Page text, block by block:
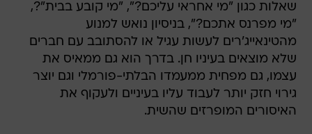
שאלות כגון "מי אחראי עליכם?", "מי קובע בבית"?,
"מי מפרנס אתכם?", בניסיון נואש למנוע
מהטינאייג'רים לעשות עגיל או להסתובב עם חברים
שלא מוצאים בעיניו חן. בדרך הוא גם ממאיס את
עצמו, גם מפחית ממעמדו הבלתי-פורמלי וגם יוצר
גירוי חזק יותר לעבוד עליו בעיניים ולעקוף את
האיסורים המופרזים שהשית.